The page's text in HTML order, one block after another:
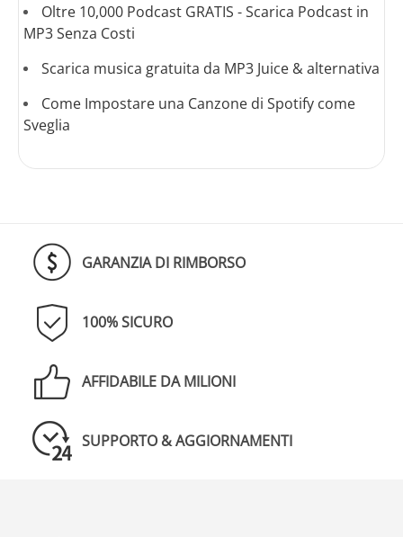
Oltre 10,000 Podcast GRATIS - Scarica Podcast in
MP3 Senza Costi
Scarica musica gratuita da MP3 Juice & alternativa
Come Impostare una Canzone di Spotify come
Sveglia
GARANZIA DI RIMBORSO
100% SICURO
AFFIDABILE DA MILIONI
SUPPORTO & AGGIORNAMENTI